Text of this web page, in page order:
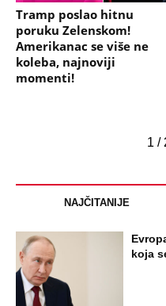
Tramp poslao hitnu
poruku Zelenskom!
Amerikanac se više ne
koleba, najnoviji
momenti!
1 /
NAJČITANIJE
koja